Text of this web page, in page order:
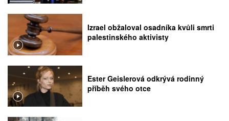
Izrael obžaloval osadníka kvůli smrti
palestinského aktivisty
Ester Geislerová odkrývá rodinný
příběh svého otce